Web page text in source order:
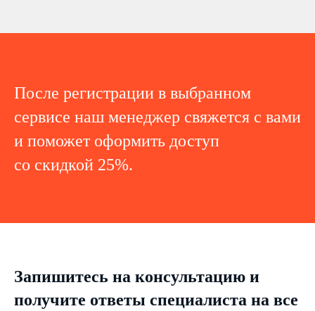
После регистрации в выбранном
сервисе наш менеджер свяжется с вами
и поможет оформить доступ
со скидкой 25%.
Запишитесь на консультацию и
получите ответы специалиста на все